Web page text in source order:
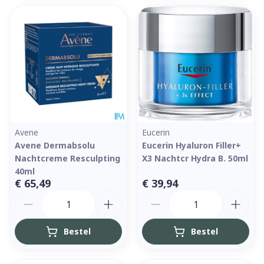
Avene
Avene Dermabsolu
Nachtcreme Resculpting
40ml
€ 65,49
Bestel
Eucerin
Eucerin Hyaluron Filler+
X3 Nachtcr Hydra B. 50ml
€ 39,94
Bestel